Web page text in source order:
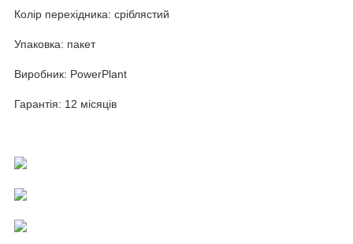
Колір перехідника: сріблястий
Упаковка: пакет
Виробник: PowerPlant
Гарантія: 12 місяців